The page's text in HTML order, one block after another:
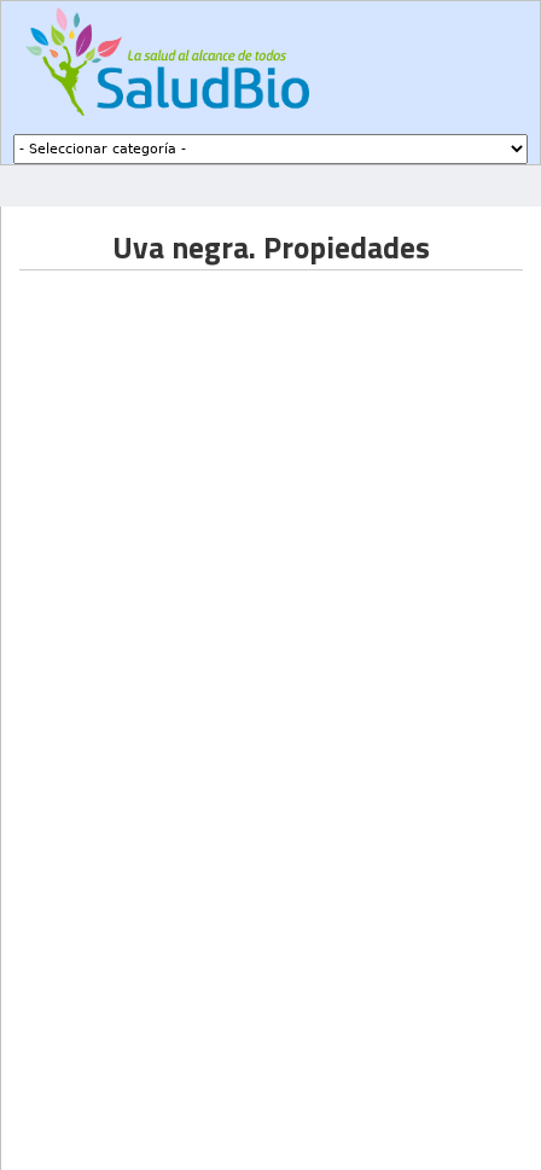
Uva negra. Propiedades